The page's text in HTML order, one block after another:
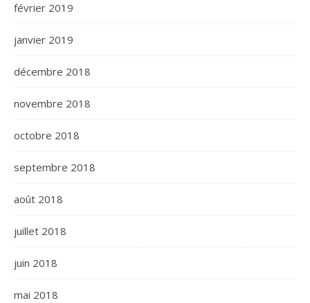
février 2019
janvier 2019
décembre 2018
novembre 2018
octobre 2018
septembre 2018
août 2018
juillet 2018
juin 2018
mai 2018